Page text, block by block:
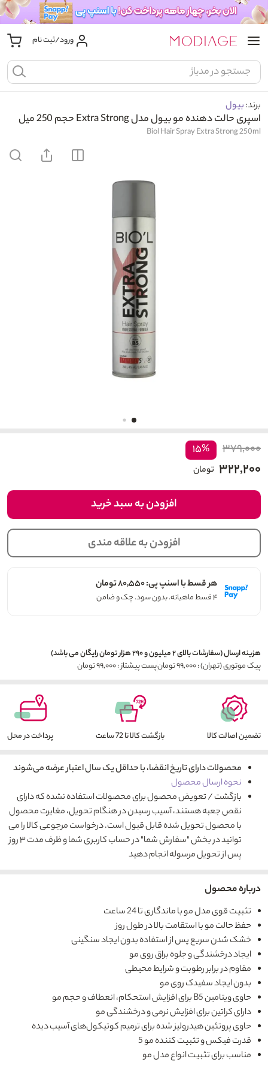
ورود/ثبت نام
برند:بیول
اسپری حالت دهنده مو بیول مدل Extra Strong حجم 250 میل
Biol Hair Spray Extra Strong 250ml
۳۷۹,۰۰۰ ۱۵%
۳۲۲,۲۰۰ تومان
افزودن به سبد خرید
افزودن به علاقه مندی
هر قسط با اسنپ پی: ۸۰,۵۵۰ تومان
۴ قسط ماهیانه. بدون سود. چک و ضامن
هزینه ارسال (سفارشات بالای ۲ میلیون و ۲۹۰ هزار تومان رایگان می باشد)
پیک موتوری (تهران) : ۹۹,۰۰۰ تومان
پست پیشتاز : ۹۹,۰۰۰ تومان
تضمین اصالت کالا بازگشت کالا تا 72 ساعت پرداخت در محل
محصولات دارای تاریخ انقضا، با حداقل یک سال اعتبار عرضه می‌شوند
نحوه ارسال محصول
بازگشت / تعویض محصول برای محصولات استفاده نشده که دارای
نقص جعبه هستند، آسیب رسیدن در هنگام تحویل، مغایرت محصول
با محصول تحویل شده قابل قبول است. درخواست مرجوعی کالا را می
توانید در بخش "سفارش شما" در حساب کاربری شما و ظرف مدت ۳ روز
پس از تحویل مرسوله انجام دهید
درباره محصول
تثبیت قوی مدل مو با ماندگاری تا 24 ساعت
حفظ حالت مو با استقامت بالا در طول روز
خشک شدن سریع پس از استفاده بدون ایجاد سنگینی
ایجاد درخشندگی و جلوه براق روی مو
مقاوم در برابر رطوبت و شرایط محیطی
بدون ایجاد سفیدک روی مو
حاوی ویتامین B5 برای افزایش استحکام، انعطاف و حجم مو
دارای کراتین برای افزایش نرمی و درخشندگی مو
حاوی پروتئین هیدرولیز شده برای ترمیم کوتیکول‌های آسیب دیده
قدرت فیکس و تثبیت کننده مو 5
مناسب برای تثبیت انواع مدل مو